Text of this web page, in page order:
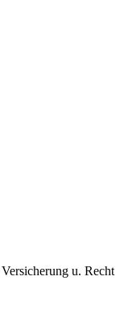
u. Recht